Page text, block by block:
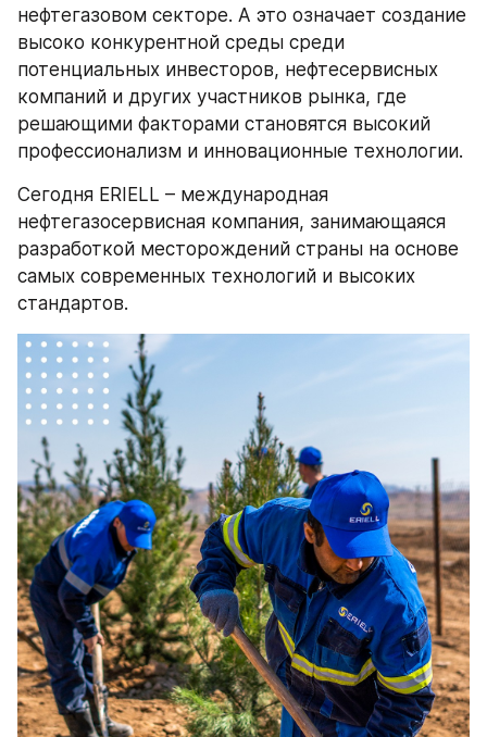
нефтегазовом секторе. А это означает создание
высоко конкурентной среды среди
потенциальных инвесторов, нефтесервисных
компаний и других участников рынка, где
решающими факторами становятся высокий
профессионализм и инновационные технологии.
Сегодня ERIELL – международная
нефтегазосервисная компания, занимающаяся
разработкой месторождений страны на основе
самых современных технологий и высоких
стандартов.